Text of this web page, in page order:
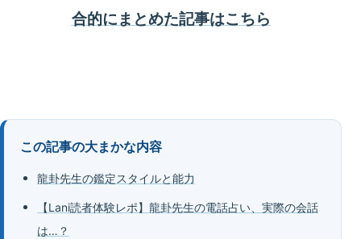
合的にまとめた記事はこちら
この記事の大まかな内容
龍卦先生の鑑定スタイルと能力
【Lani読者体験レポ】龍卦先生の電話占い、実際の会話
は…？